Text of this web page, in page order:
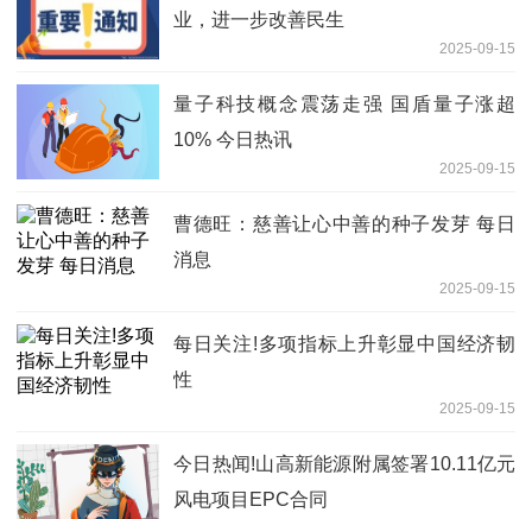
业，进一步改善民生
2025-09-15
量子科技概念震荡走强 国盾量子涨超
10% 今日热讯
2025-09-15
曹德旺：慈善让心中善的种子发芽 每日
消息
2025-09-15
每日关注!多项指标上升彰显中国经济韧
性
2025-09-15
今日热闻!山高新能源附属签署10.11亿元
风电项目EPC合同